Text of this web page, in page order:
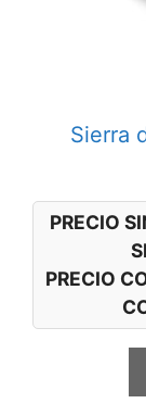
Sierra
PRECIO
PRECIO